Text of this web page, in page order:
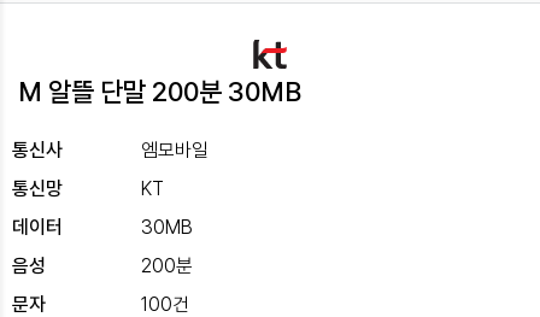
M 알뜰 단말 200분 30MB
통신사
엠모바일
통신망
KT
데이터
30MB
음성
200분
문자
100건